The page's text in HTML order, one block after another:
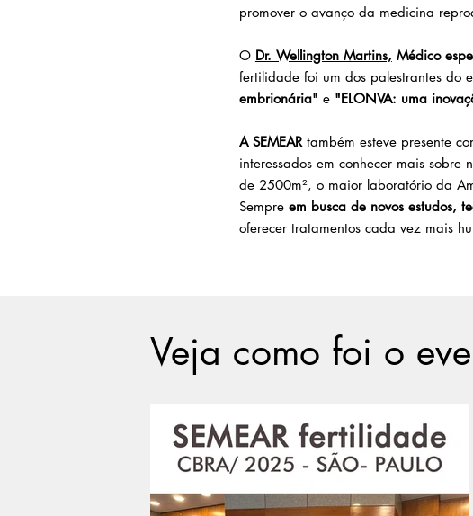
promover o avanço da medicina
O Dr. Wellington Martins, Médico
fertilidade foi um dos palestrantes do
embrionária" e"ELONVA: uma
A SEMEARtambém esteve presente
interessados em conhecer mais
de 2500m², o maior laboratório da
Sempre em busca de novos estudos,
oferecer tratamentos cada vez mais
Veja como foi o